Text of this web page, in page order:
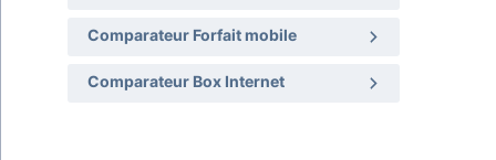
Comparateur Forfait mobile
Comparateur Box Internet